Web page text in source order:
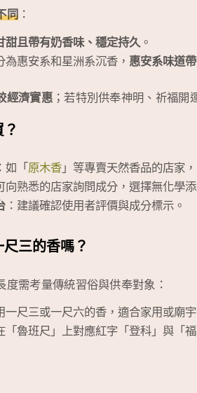
同 ：
甜且帶有奶香味、穩定持久 。
為惠安系和星洲系沉香， 惠安系味道
經濟實惠；若特別供奉神明、祈福開
：如「 原木香 」等專賣天然香品的店家
向熟悉的店家詢問成分，選擇無化學
：建議確認使用者評價與成分標示。
三的香嗎？
度需考量傳統習俗與供奉對象：
一尺三或一尺六的香，適合家用或廟
「魯班尺」上對應紅字「登科」與「